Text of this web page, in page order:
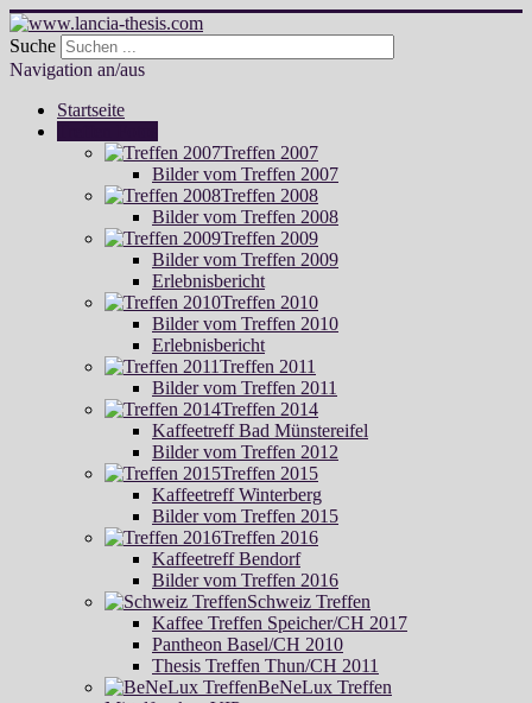
Suche
Navigation an/aus
Startseite
Treffen 2007
Bilder vom Treffen 2007
Treffen 2008
Bilder vom Treffen 2008
Treffen 2009
Bilder vom Treffen 2009
Erlebnisbericht
Treffen 2010
Bilder vom Treffen 2010
Erlebnisbericht
Treffen 2011
Bilder vom Treffen 2011
Treffen 2014
Kaffeetreff Bad Münstereifel
Bilder vom Treffen 2012
Treffen 2015
Kaffeetreff Winterberg
Bilder vom Treffen 2015
Treffen 2016
Kaffeetreff Bendorf
Bilder vom Treffen 2016
Schweiz Treffen
Kaffee Treffen Speicher/CH 2017
Pantheon Basel/CH 2010
Thesis Treffen Thun/CH 2011
BeNeLux Treffen